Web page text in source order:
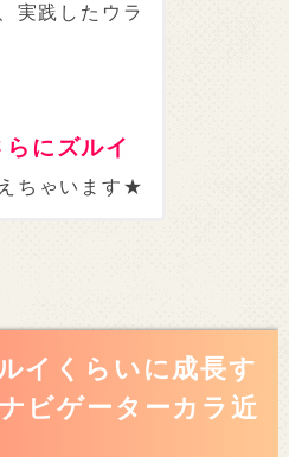
実践したウラ
にズルイ
ちゃいます★
イくらいに成長す
ビゲーターカラ近